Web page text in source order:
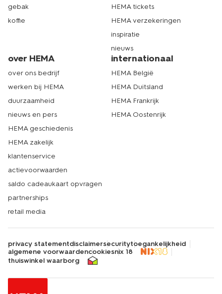
gebak
koffie
HEMA tickets
HEMA verzekeringen
inspiratie
nieuws
over HEMA
over ons bedrijf
werken bij HEMA
duurzaamheid
nieuws en pers
HEMA geschiedenis
HEMA zakelijk
klantenservice
actievoorwaarden
saldo cadeaukaart opvragen
partnerships
retail media
internationaal
HEMA België
HEMA Duitsland
HEMA Frankrijk
HEMA Oostenrijk
privacy statementdisclaimersecuritytoegankelijkheid
algemene voorwaardencookiesnix 18
thuiswinkel waarborg